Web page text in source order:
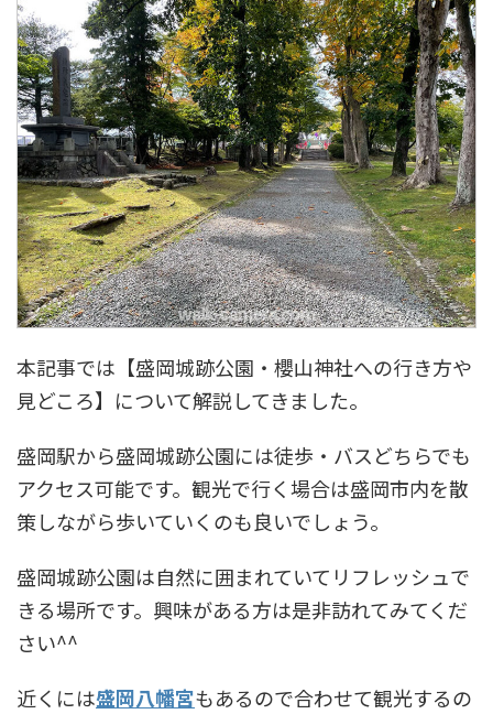
本記事では【盛岡城跡公園・櫻山神社への行き方や
見どころ】について解説してきました。
盛岡駅から盛岡城跡公園には徒歩・バスどちらでも
アクセス可能です。観光で行く場合は盛岡市内を散
策しながら歩いていくのも良いでしょう。
盛岡城跡公園は自然に囲まれていてリフレッシュで
きる場所です。興味がある方は是非訪れてみてくだ
さい^^
近くには盛岡八幡宮もあるので合わせて観光するの